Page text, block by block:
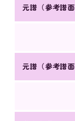
元譜（参考譜
元譜（参考譜